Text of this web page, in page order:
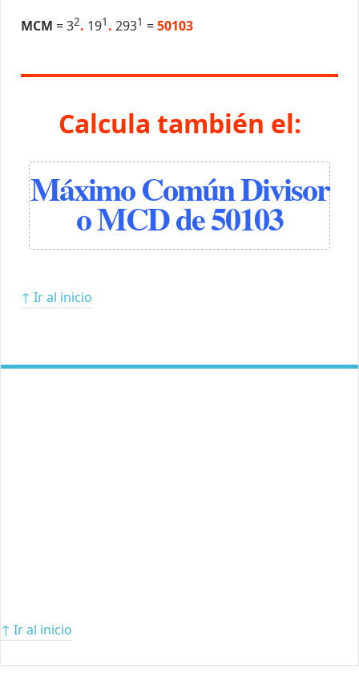
MCM = 32. 191 . 2931 =50103
Calcula también el:
Máximo Común Divisor
o MCD de 50103
↑ Ir al inicio
↑ Ir al inicio